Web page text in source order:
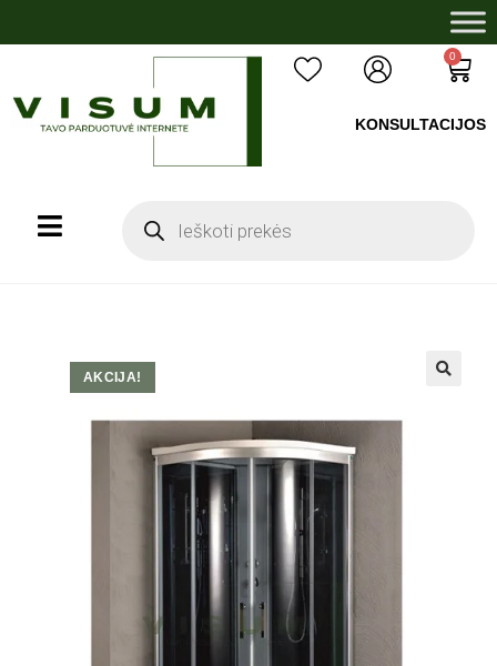
0
KONSULTACIJOS
AKCIJA!